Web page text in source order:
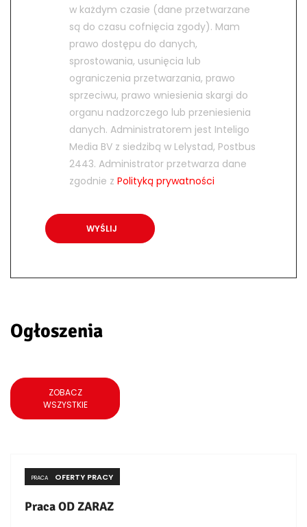
w każdym czasie (dane przetwarzane
są do czasu cofnięcia zgody). Mam
prawo dostępu do danych,
sprostowania, usunięcia lub
ograniczenia przetwarzania, prawo
sprzeciwu, prawo wniesienia skargi do
organu nadzorczego lub przeniesienia
danych. Administratorem jest Inteligo
Media BV z siedzibą w Lelystad, Postbus
2443. Administrator przetwarza dane
zgodnie z Polityką prywatności
Ogłoszenia
ZOBACZ
WSZYSTKIE
PRACA OFERTY PRACY
Praca OD ZARAZ